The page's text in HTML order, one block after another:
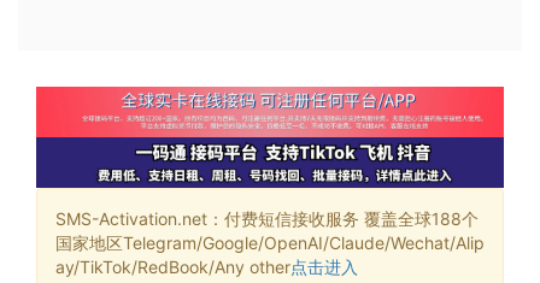
SMS-Activation.net：付费短信接收服务 覆盖全球188个
国家地区Telegram/Google/OpenAI/Claude/Wechat/Alip
ay/TikTok/RedBook/Any other点击进入